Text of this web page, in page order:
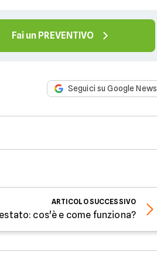
Fai un PREVENTIVO
Seguici su Google News
ARTICOLOSUCCESSIVO
cos'è e come funziona?